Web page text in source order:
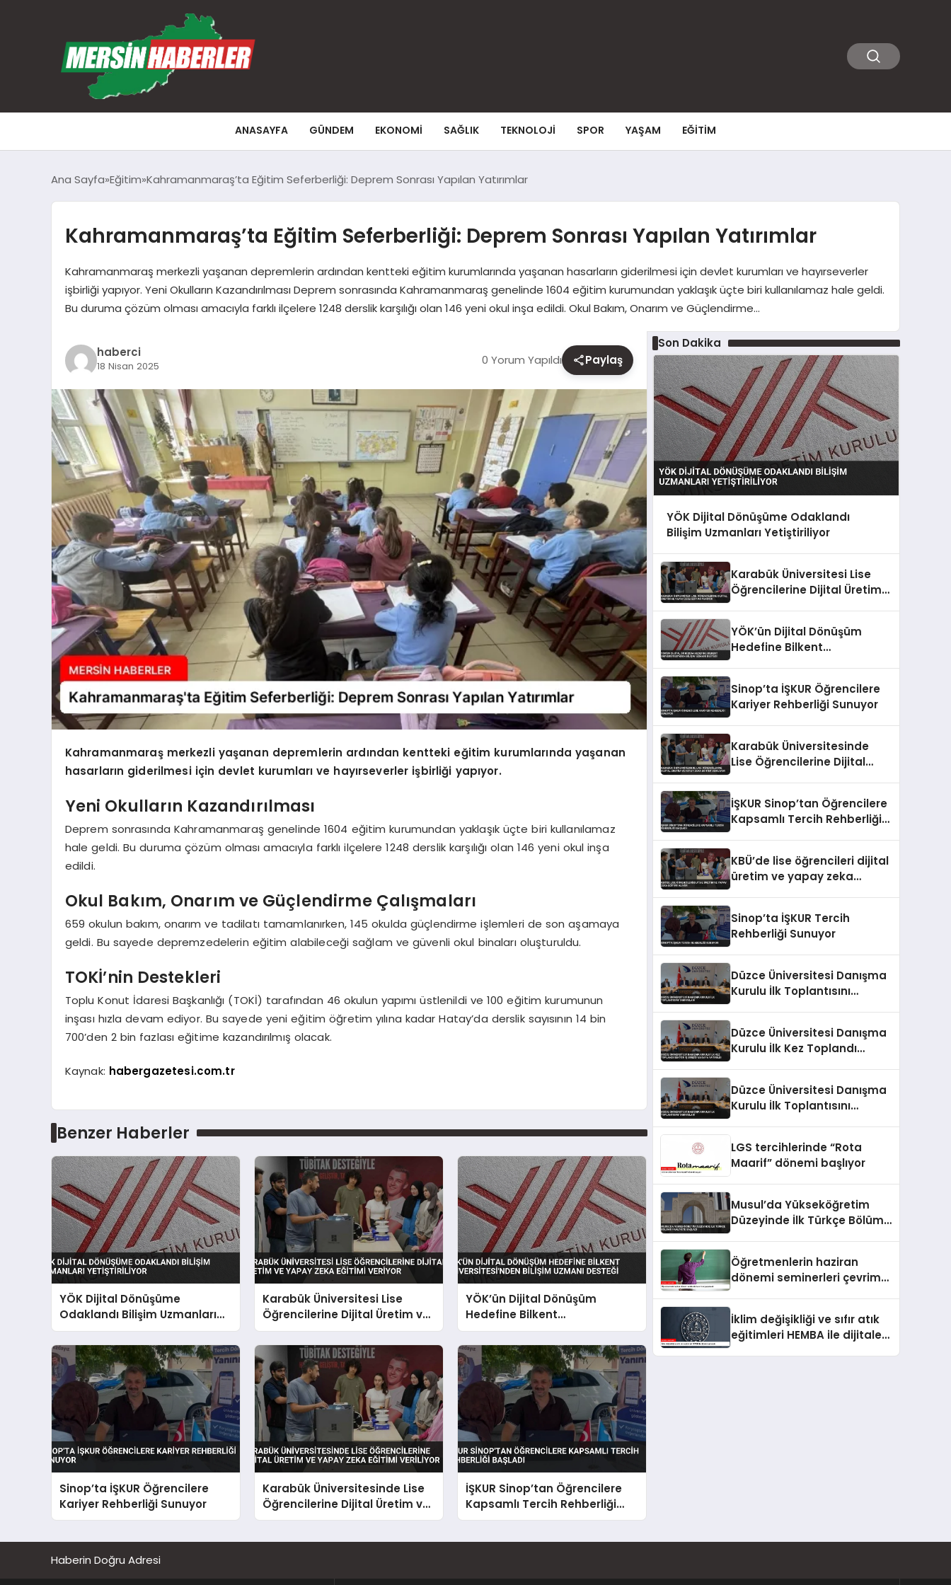
ANASAYFA GÜNDEM EKONOMI SAĞLIK TEKNOLOJI SPOR YAŞAM EĞITIM
Ana Sayfa Eğitim Kahramanmaraş’ta Eğitim Seferberliği: Deprem Sonrası Yapılan Yatırımlar
Kahramanmaraş’ta Eğitim Seferberliği: Deprem Sonrası Yapılan Yatırımlar
Kahramanmaraş merkezli yaşanan depremlerin ardından kentteki eğitim kurumlarında yaşanan hasarların giderilmesi için devlet kurumları ve hayırseverler
işbirliği yapıyor. Yeni Okulların Kazandırılması Deprem sonrasında Kahramanmaraş genelinde 1604 eğitim kurumundan yaklaşık üçte biri kullanılamaz hale geldi.
Bu duruma çözüm olması amacıyla farklı ilçelere 1248 derslik karşılığı olan 146 yeni okul inşa edildi. Okul Bakım, Onarım ve Güçlendirme…
haberci
18 Nisan 2025 0 Yorum Yapıldı Paylaş
Kahramanmaraş merkezli yaşanan depremlerin ardından kentteki eğitim kurumlarında yaşanan
hasarların giderilmesi için devlet kurumları ve hayırseverler işbirliği yapıyor.
Yeni Okulların Kazandırılması
Deprem sonrasında Kahramanmaraş genelinde 1604 eğitim kurumundan yaklaşık üçte biri kullanılamaz
hale geldi. Bu duruma çözüm olması amacıyla farklı ilçelere 1248 derslik karşılığı olan 146 yeni okul inşa
edildi.
Okul Bakım, Onarım ve Güçlendirme Çalışmaları
659 okulun bakım, onarım ve tadilatı tamamlanırken, 145 okulda güçlendirme işlemleri de son aşamaya
geldi. Bu sayede depremzedelerin eğitim alabileceği sağlam ve güvenli okul binaları oluşturuldu.
TOKİ’nin Destekleri
Toplu Konut İdaresi Başkanlığı (TOKİ) tarafından 46 okulun yapımı üstlenildi ve 100 eğitim kurumunun
inşası hızla devam ediyor. Bu sayede yeni eğitim öğretim yılına kadar Hatay’da derslik sayısının 14 bin
700’den 2 bin fazlası eğitime kazandırılmış olacak.
Kaynak: habergazetesi.com.tr
Benzer Haberler
YÖK Dijital Dönüşüme
Odaklandı Bilişim Uzmanları
Yetiştiriliyor
Karabük Üniversitesi Lise
Öğrencilerine Dijital Üretim ve
Yapay Zeka Eğitimi Veriyor
YÖK’ün Dijital Dönüşüm
Hedefine Bilkent
Üniversitesi’nden Bilişim
Uzmanı Desteği
Sinop’ta İŞKUR Öğrencilere
Kariyer Rehberliği Sunuyor
Karabük Üniversitesinde Lise
Öğrencilerine Dijital Üretim ve
Yapay Zeka Eğitimi Veriliyor
İŞKUR Sinop’tan Öğrencilere
Kapsamlı Tercih Rehberliği
Başladı
Son Dakika
YÖK Dijital Dönüşüme Odaklandı
Bilişim Uzmanları Yetiştiriliyor
Karabük Üniversitesi Lise
Öğrencilerine Dijital Üretim
YÖK’ün Dijital Dönüşüm
Hedefine Bilkent
Sinop’ta İŞKUR Öğrencilere
Kariyer Rehberliği Sunuyor
Karabük Üniversitesinde
Lise Öğrencilerine Dijital
İŞKUR Sinop’tan Öğrencilere
Kapsamlı Tercih Rehberliği
KBÜ’de lise öğrencileri dijital
üretim ve yapay zeka
Sinop’ta İŞKUR Tercih
Rehberliği Sunuyor
Düzce Üniversitesi Danışma
Kurulu İlk Toplantısını
Düzce Üniversitesi Danışma
Kurulu İlk Kez Toplandı
Düzce Üniversitesi Danışma
Kurulu İlk Toplantısını
LGS tercihlerinde “Rota
Maarif” dönemi başlıyor
Musul’da Yükseköğretim
Düzeyinde İlk Türkçe Bölümü
Öğretmenlerin haziran
dönemi seminerleri çevrim
İklim değişikliği ve sıfır atık
eğitimleri HEMBA ile dijitale
Haberin Doğru Adresi